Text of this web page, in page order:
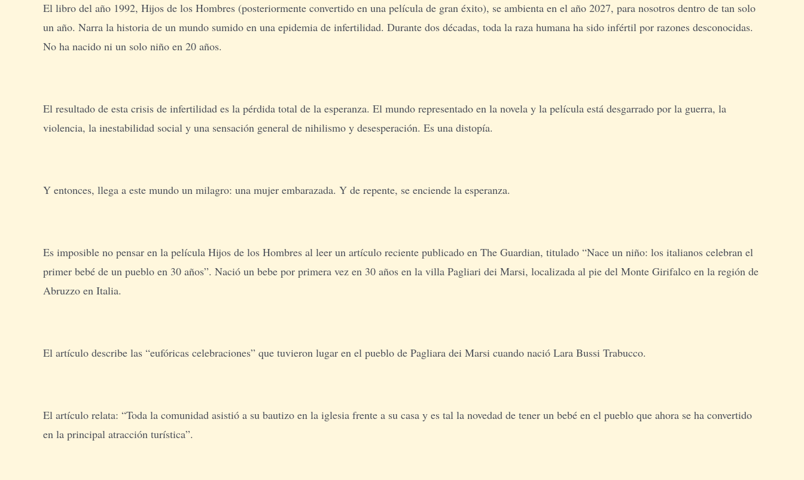
El libro del año 1992, Hijos de los Hombres (posteriormente convertido en una película de gran éxito), se ambienta en el año 2027, para nosotros dentro de tan solo
un año. Narra la historia de un mundo sumido en una epidemia de infertilidad. Durante dos décadas, toda la raza humana ha sido infértil por razones desconocidas.
No ha nacido ni un solo niño en 20 años.
El resultado de esta crisis de infertilidad es la pérdida total de la esperanza. El mundo representado en la novela y la película está desgarrado por la guerra, la
violencia, la inestabilidad social y una sensación general de nihilismo y desesperación. Es una distopía.
Y entonces, llega a este mundo un milagro: una mujer embarazada. Y de repente, se enciende la esperanza.
Es imposible no pensar en la película Hijos de los Hombres al leer un artículo reciente publicado en The Guardian, titulado “Nace un niño: los italianos celebran el
primer bebé de un pueblo en 30 años”. Nació un bebe por primera vez en 30 años en la villa Pagliari dei Marsi, localizada al pie del Monte Girifalco en la región de
Abruzzo en Italia.
El artículo describe las “eufóricas celebraciones” que tuvieron lugar en el pueblo de Pagliara dei Marsi cuando nació Lara Bussi Trabucco.
El artículo relata: “Toda la comunidad asistió a su bautizo en la iglesia frente a su casa y es tal la novedad de tener un bebé en el pueblo que ahora se ha convertido
en la principal atracción turística”.